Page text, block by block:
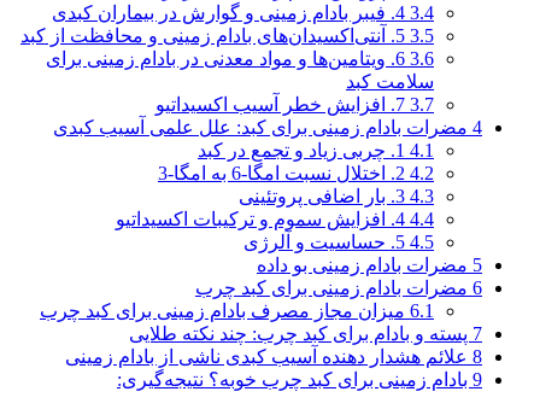
3.4
3.5
3.6
6. ویتامین‌ها و مواد معدنی در بادام زمینی برای
سلامت کبد
3.7
4 مضرات بادام زمینی برای کبد: علل علمی آسیب کبدی
4.1
4.2
4.3
4.4
4.5
5 مضرات بادام زمینی بو داده
6 مضرات بادام زمینی برای کبد چرب
6.1 میزان مجاز مصرف بادام زمینی برای کبد چرب
7 پسته و بادام برای کبد چرب: چند نکته طلایی
8 علائم هشدار دهنده آسیب کبدی ناشی از بادام زمینی
9 بادام زمینی برای کبد چرب خوبه؟ نتیجه‌گیری: